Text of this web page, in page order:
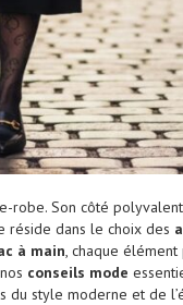
robe. Son côté
réside dans le choix des
à main, chaque
conseils mode
du style moderne et de